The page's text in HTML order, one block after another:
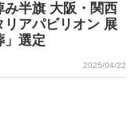
み半旗 大阪・関西
アパビリオン 展
」選定
2025/04/22